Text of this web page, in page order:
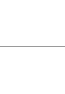
судьба и